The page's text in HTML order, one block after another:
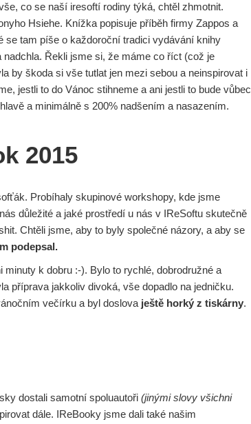
co se naší iresoftí rodiny týká, chtěl zhmotnit.
Hsiehe. Knížka popisuje příběh firmy Zappos a
se tam píše o každoroční tradici vydávání knihy
Řekli jsme si, že máme co říct (což je
by škoda si vše tutlat jen mezi sebou a neinspirovat i
jestli to do Vánoc stihneme a ani jestli to bude vůbec
a minimálně s 200% nadšením a nasazením.
2015
Probíhaly skupinové workshopy, kde jsme
důležité a jaké prostředí u nás v IReSoftu skutečně
Chtěli jsme, aby to byly společné názory, a aby se
podepsal.
k dobru :-). Bylo to rychlé, dobrodružné a
příprava jakkoliv divoká, vše dopadlo na jedničku.
večírku a byl doslova ještě horký z tiskárny.
dostali samotní spoluautoři (jinými slovy všichni
dále. IReBooky jsme dali také našim